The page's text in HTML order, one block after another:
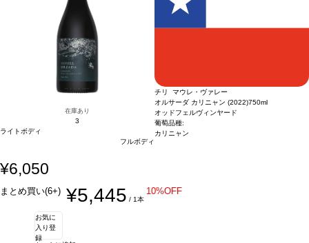
価格が同様の場合は自動的に次のヴィンテージに変更されます、ご了承ください。
在庫あり
3
ライトボディ
フルボディ
チリ マウレ・ヴァレー
オルサーダ カリニャン (2022)750ml
オッドフェルヴィンヤード
葡萄品種:
カリニャン
¥6,050
まとめ買い(6+) ¥5,445 / 1本
10%OFF
お気に
入り登
録